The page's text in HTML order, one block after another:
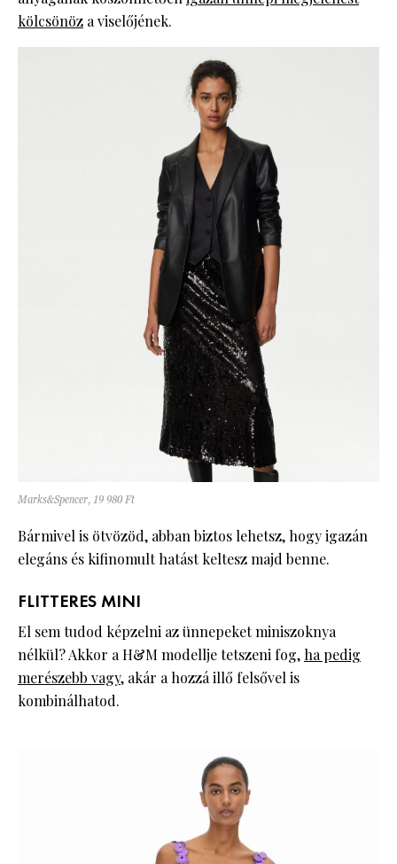
kölcsönöz a viselőjének.
Marks&Spencer, 19 980 Ft
Bármivel is ötvözöd, abban biztos lehetsz, hogy igazán
elegáns és kifinomult hatást keltesz majd benne.
FLITTERES MINI
El sem tudod képzelni az ünnepeket miniszoknya
nélkül? Akkor a H&M modellje tetszeni fog, ha pedig
merészebb vagy, akár a hozzá illő felsővel is
kombinálhatod.